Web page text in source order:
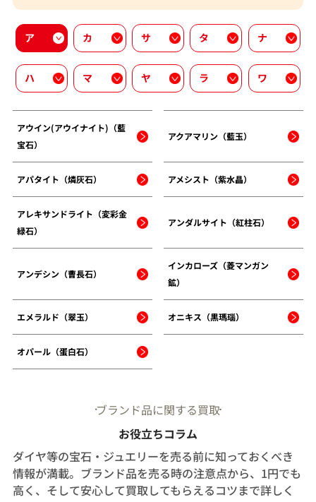
ア カ サ タ ナ
ハ マ ヤ ラ ワ
アウイン(アウイナイト)（藍
宝石）
アクアマリン（藍玉）
アパタイト（燐灰石） アメシスト（紫水晶）
アレキサンドライト（変彩金
緑石）
アンダルサイト（紅柱石）
アンデシン（曹長石）
インカローズ（菱マンガン
鉱）
エメラルド（翠玉） オニキス（黒瑪瑙）
オパール（蛋白石）
ブランド品に関する買取
お役立ちコラム
ダイヤ等の宝石・ジュエリーを売る前に知っておくべき
情報が満載。ブランド品を売る時の注意点から、1円でも
高く、そして安心して買取してもらえるコツまで詳しく